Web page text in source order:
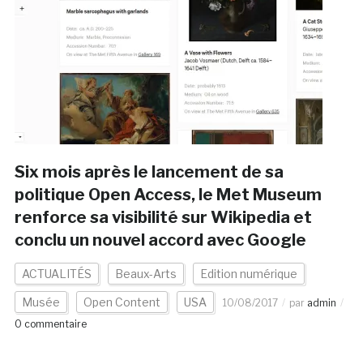
Six mois après le lancement de sa
politique Open Access, le Met Museum
renforce sa visibilité sur Wikipedia et
conclu un nouvel accord avec Google
ACTUALITÉS Beaux-Arts Edition numérique
Musée Open Content USA 10/08/2017 par admin
0 commentaire